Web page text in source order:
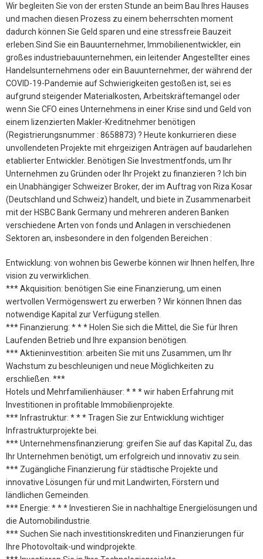
Wir begleiten Sie von der ersten Stunde an beim Bau Ihres Hauses
und machen diesen Prozess zu einem beherrschten moment
dadurch können Sie Geld sparen und eine stressfreie Bauzeit
erleben.Sind Sie ein Bauunternehmer, Immobilienentwickler, ein
großes industriebauunternehmen, ein leitender Angestellter eines
Handelsunternehmens oder ein Bauunternehmer, der während der
COVID-19-Pandemie auf Schwierigkeiten gestoßen ist, sei es
aufgrund steigender Materialkosten, Arbeitskräftemangel oder
wenn Sie CFO eines Unternehmens in einer Krise sind und Geld von
einem lizenzierten Makler-Kreditnehmer benötigen
(Registrierungsnummer : 8658873) ? Heute konkurrieren diese
unvollendeten Projekte mit ehrgeizigen Anträgen auf baudarlehen
etablierter Entwickler. Benötigen Sie Investmentfonds, um Ihr
Unternehmen zu Gründen oder Ihr Projekt zu finanzieren ? Ich bin
ein Unabhängiger Schweizer Broker, der im Auftrag von Riza Kosar
(Deutschland und Schweiz) handelt, und biete in Zusammenarbeit
mit der HSBC Bank Germany und mehreren anderen Banken
verschiedene Arten von fonds und Anlagen in verschiedenen
Sektoren an, insbesondere in den folgenden Bereichen :
Entwicklung: von wohnen bis Gewerbe können wir Ihnen helfen, Ihre
vision zu verwirklichen.
*** Akquisition: benötigen Sie eine Finanzierung, um einen
wertvollen Vermögenswert zu erwerben ? Wir können Ihnen das
notwendige Kapital zur Verfügung stellen.
*** Finanzierung: * * * Holen Sie sich die Mittel, die Sie für Ihren
Laufenden Betrieb und Ihre expansion benötigen.
*** Aktieninvestition: arbeiten Sie mit uns Zusammen, um Ihr
Wachstum zu beschleunigen und neue Möglichkeiten zu
erschließen. ***
Hotels und Mehrfamilienhäuser: * * * wir haben Erfahrung mit
Investitionen in profitable Immobilienprojekte.
*** Infrastruktur: * * * Tragen Sie zur Entwicklung wichtiger
Infrastrukturprojekte bei.
*** Unternehmensfinanzierung: greifen Sie auf das Kapital Zu, das
Ihr Unternehmen benötigt, um erfolgreich und innovativ zu sein.
*** Zugängliche Finanzierung für städtische Projekte und
innovative Lösungen für und mit Landwirten, Förstern und
ländlichen Gemeinden.
*** Energie: * * * Investieren Sie in nachhaltige Energielösungen und
die Automobilindustrie.
*** Suchen Sie nach investitionskrediten und Finanzierungen für
Ihre Photovoltaik-und windprojekte.